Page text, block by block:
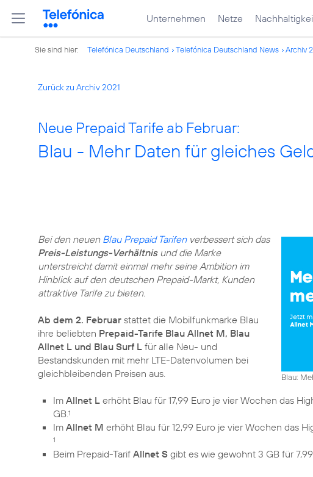
Unternehmen Netze
Sie sind hier: Telefónica Deutschland Telefónica Deutschland News Archiv
Zurück zu Archiv 2021
Neue Prepaid Tarife ab Februar:
Blau - Mehr Daten für gleiches
Blau:
Bei den neuen Blau Prepaid Tarifenverbessert sich das
Preis-Leistungs-Verhältnisund die Marke
unterstreicht damit einmal mehr seine Ambition im
Hinblick auf den deutschen Prepaid-Markt, Kunden
attraktive Tarife zu bieten.
Ab dem 2. Februar stattet die Mobilfunkmarke Blau
ihre beliebten Prepaid-Tarife Blau Allnet M, Blau
Allnet L und Blau Surf L für alle Neu- und
Bestandskunden mit mehr LTE-Datenvolumen bei
gleichbleibenden Preisen aus.
Im Allnet L erhöht Blau für 17,99 Euro je vier Wochen das
GB.1
Im Allnet M erhöht Blau für 12,99 Euro je vier Wochen das
1
Beim Prepaid-Tarif Allnet S gibt es wie gewohnt 3 GB für